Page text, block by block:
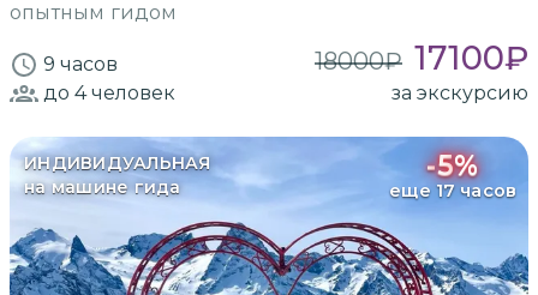
опытным гидом
9 часов 18000₽ 17100₽
до 4человек за экскурсию
ИНДИВИДУАЛЬНАЯ
на машине гида
-5%
еще 17 часов